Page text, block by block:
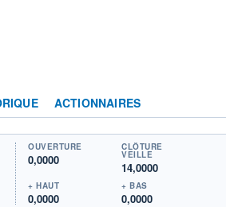
ACTIONNAIRES
OUVERTURE
0,0000
CLÔTURE
VEILLE
14,0000
+ HAUT
0,0000
+ BAS
0,0000